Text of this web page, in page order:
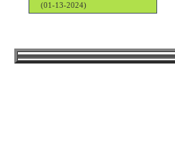
(01-13-2024)